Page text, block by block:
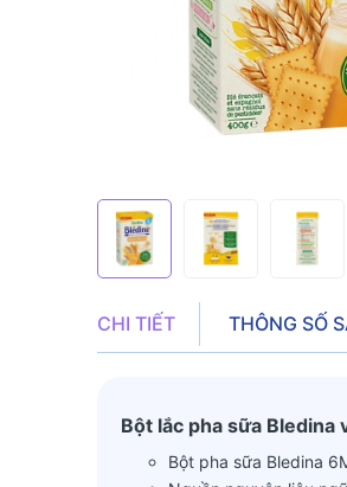
CHI TIẾT THÔNG SỐ
Bột lắc pha sữa
Bột pha sữa Bledina